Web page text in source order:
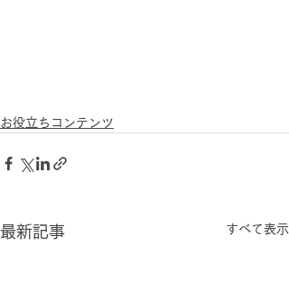
お役立ちコンテンツ
最新記事 すべて表示